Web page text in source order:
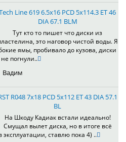
Line 619 6.5x16 PCD 5x114.3 ET 46
DIA 67.1 BLM
Тут кто то пишет что диски из
это наговор чистой воды. Я
ямы, пробивало до кузова, диски
погнули..
Вадим
R048 7x18 PCD 5x112 ET 43 DIA 57.1
BL
На Шкоду Кадиак встали идеально!
Смущал вылет диска, но в итоге всё
ставлю пока 4) ..